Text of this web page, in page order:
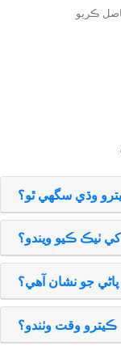
وڌي سگھي ٿو؟
ٺيڪ ڪيو ويندو؟
پاڻي جو نشان آھي؟
ڪيترو وقت وٺندو؟